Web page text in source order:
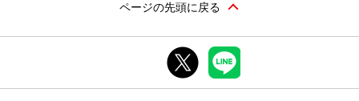
ページの先頭に戻る